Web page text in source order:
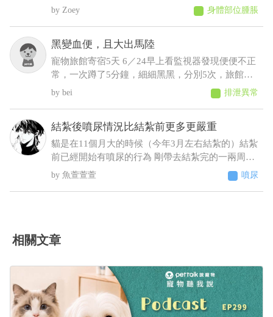
問可能會是什麼狀況，謝謝
Zoey 身體部位腫脹
黑變血便，且大出馬陸
寵物旅館寄宿5天 6／24早上看監視器發現便便不正
常，一次蹲了5分鐘，細細黑黑，分別5次，旅館通
報早上吐 中午接回，回來不進食，只喝水，且晚間
拉了2次黑便〔帶紅果凍型態的晶體〕 6／25 清晨
來！ 6／25下午帶去旅館指定的獸醫院看診 肛門觸
診完，醫生判斷潰瘍性結直腸炎，隨即打了制酸
劑，給了胃粘膜保護劑跟止瀉 7/2告知旅館回診血檢
期中這三項不正常BUN66/RBC9.13/ALT87，旅館改
口說不是他們的問題，沒證據足以判斷是馬陸造成
bei 排泄異常
結紮後噴尿情況比結紮前更多更嚴重
貓是在11個月大的時候（今年3月左右結紮的）結紮
前已經開始有噴尿的行為 剛帶去結紮完的一兩周基
本沒噴尿 之後的時間經常噴尿 原先只是床旁邊的牆
壁 到後來床頭櫃、衣櫃、電腦螢幕、電腦主機 連在
情況該怎麼解決 被噴到很崩潰想送養了
魚萱萱萱 噴尿
相關文章